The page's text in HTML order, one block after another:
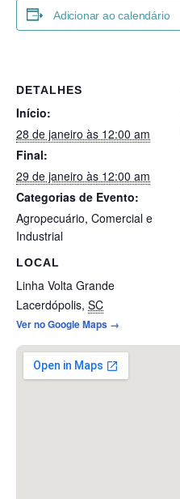
Adicionar ao calendário
DETALHES
Início:
28 de janeiro às 12:00 am
Final:
29 de janeiro às 12:00 am
Categorias de Evento:
Agropecuário, Comercial e
Industrial
LOCAL
Linha Volta Grande
Lacerdópolis, SC
Ver no Google Maps →